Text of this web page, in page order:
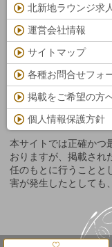
北新地ラウンジ求
運営会社情報
サイトマップ
各種お問合せフォ
掲載をご希望の方
個人情報保護方針
本サイトでは正確かつ
おりますが、掲載され
任のもとに行うことと
害が発生したとしても